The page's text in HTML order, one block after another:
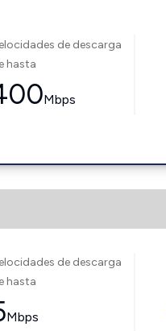
de descarga
hasta
Mbps
de descarga
hasta
Mbps